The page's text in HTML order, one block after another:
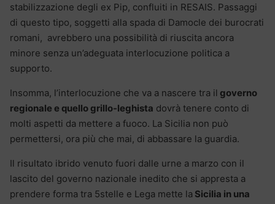
stabilizzazione degli ex Pip, confluiti in RESAIS. Passaggi
di questo tipo, soggetti alla spada di Damocle dei burocrati
romani, avrebbero una possibilità di riuscita ancora
minore senza un’adeguata interlocuzione politica a
supporto.
Insomma, l’interlocuzione che va a nascere tra il governo
regionale e quello grillo-leghista dovrà tenere conto di
molti aspetti da mettere a fuoco. La Sicilia non può
permettersi, ora più che mai, di abbassare la guardia.
Il risultato ibrido venuto fuori dalle urne a marzo con il
lascito del governo nazionale inedito che si appresta a
prendere forma tra 5stelle e Lega mette la Sicilia in una